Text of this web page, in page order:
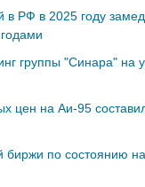
в РФ в 2025 году
группы "Синара" на
цен на Аи-95
биржи по состоянию